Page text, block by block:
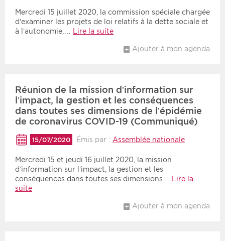
Inversé
Mercredi 15 juillet 2020, la commission spéciale chargée
d’examiner les projets de loi relatifs à la dette sociale et
à l’autonomie,…
Lire la suite
Ajouter à mon agenda
Réunion de la mission d’information sur
l’impact, la gestion et les conséquences
dans toutes ses dimensions de l’épidémie
de coronavirus COVID-19 (Communiqué)
15/07/2020 Émis par : Assemblée nationale
Mercredi 15 et jeudi 16 juillet 2020, la mission
d’information sur l’impact, la gestion et les
conséquences dans toutes ses dimensions… Lire la
suite
Ajouter à mon agenda